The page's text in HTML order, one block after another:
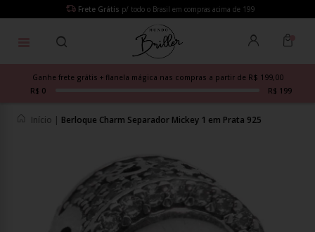
Frete Grátis p/ todo o Brasil em compras acima de 199
Ganhe frete grátis + flanela mágica nas compras a partir de R$ 199,00
R$ 0
R$ 199
Início | Berloque Charm Separador Mickey 1 em Prata 925